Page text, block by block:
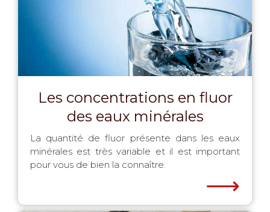
Les concentrations en fluor
des eaux minérales
La quantité de fluor présente dans les eaux
minérales est très variable et il est important
pour vous de bien la connaître.
⟶